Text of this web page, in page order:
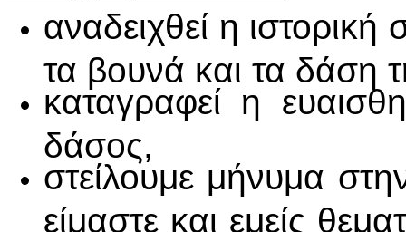
αναδειχθεί η
τα βουνά και τα δάση
καταγραφεί η
δάσος,
στείλουμε μήνυμα
είμαστε και εμείς